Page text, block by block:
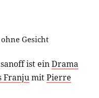
Gesicht
ist einDrama
FranjumitPierre